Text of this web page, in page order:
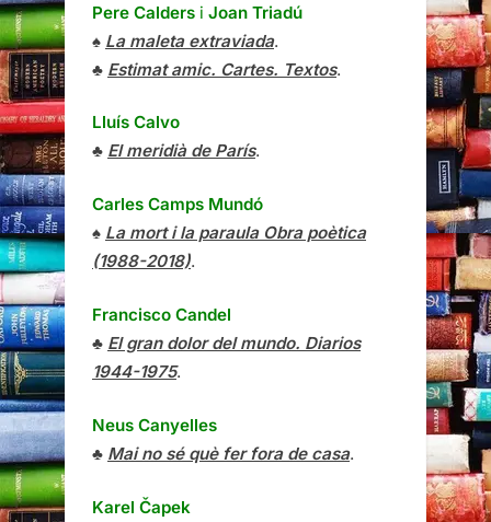
Pere Calders i Joan Triadú
♠ La maleta extraviada.
♣ Estimat amic. Cartes. Textos.
Lluís Calvo
♣ El meridià de París.
Carles Camps Mundó
♠ La mort i la paraula Obra poètica
(1988-2018).
Francisco Candel
♣ El gran dolor del mundo. Diarios
1944-1975.
Neus Canyelles
♣ Mai no sé què fer fora de casa.
Karel Čapek